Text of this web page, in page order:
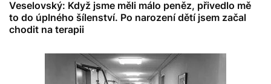
Veselovský: Když jsme měli málo peněz, přivedlo mě
to do úplného šílenství. Po narození dětí jsem začal
chodit na terapii